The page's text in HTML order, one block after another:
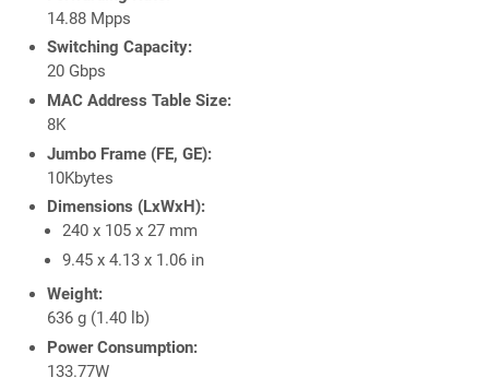
14.88 Mpps
Switching Capacity:
20 Gbps
MAC Address Table Size:
8K
Jumbo Frame (FE, GE):
10Kbytes
Dimensions (LxWxH):
240 x 105 x 27 mm
9.45 x 4.13 x 1.06 in
Weight:
636 g (1.40 lb)
Power Consumption:
133.77W